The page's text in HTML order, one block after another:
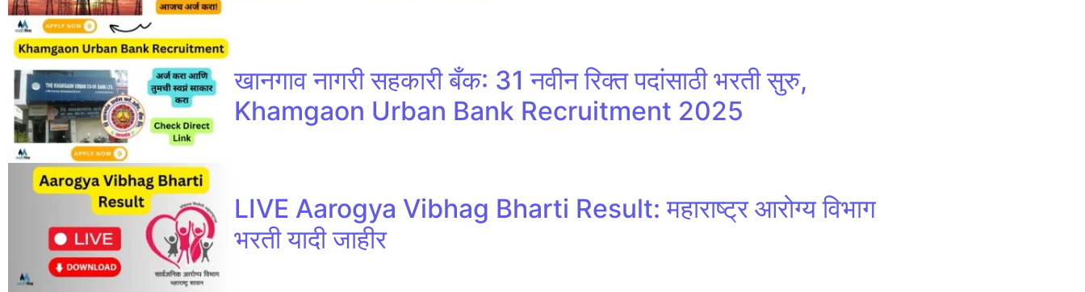
खानगाव नागरी सहकारी बँक: 31 नवीन रिक्त पदांसाठी भरती सुरु,
Khamgaon Urban Bank Recruitment 2025
LIVE Aarogya Vibhag Bharti Result: महाराष्ट्र आरोग्य विभाग
भरती यादी जाहीर